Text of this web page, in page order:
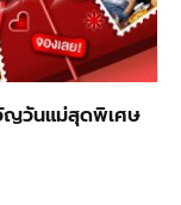
ญวันแม่สุดพิเศษ